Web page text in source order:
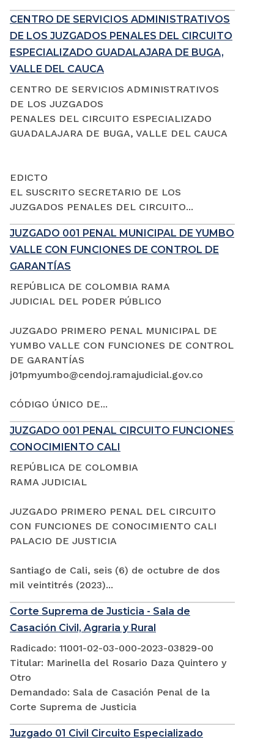
CENTRO DE SERVICIOS ADMINISTRATIVOS
DE LOS JUZGADOS PENALES DEL CIRCUITO
ESPECIALIZADO GUADALAJARA DE BUGA,
VALLE DEL CAUCA
CENTRO DE SERVICIOS ADMINISTRATIVOS
DE LOS JUZGADOS
PENALES DEL CIRCUITO ESPECIALIZADO
GUADALAJARA DE BUGA, VALLE DEL CAUCA
EDICTO
EL SUSCRITO SECRETARIO DE LOS
JUZGADOS PENALES DEL CIRCUITO...
JUZGADO 001 PENAL MUNICIPAL DE YUMBO
VALLE CON FUNCIONES DE CONTROL DE
GARANTÍAS
REPÚBLICA DE COLOMBIA RAMA
JUDICIAL DEL PODER PÚBLICO
JUZGADO PRIMERO PENAL MUNICIPAL DE
YUMBO VALLE CON FUNCIONES DE CONTROL
DE GARANTÍAS
j01pmyumbo@cendoj.ramajudicial.gov.co
CÓDIGO ÚNICO DE...
JUZGADO 001 PENAL CIRCUITO FUNCIONES
CONOCIMIENTO CALI
REPÚBLICA DE COLOMBIA
RAMA JUDICIAL
JUZGADO PRIMERO PENAL DEL CIRCUITO
CON FUNCIONES DE CONOCIMIENTO CALI
PALACIO DE JUSTICIA
Santiago de Cali, seis (6) de octubre de dos
mil veintitrés (2023)...
Corte Suprema de Justicia - Sala de
Casación Civil, Agraria y Rural
Radicado: 11001-02-03-000-2023-03829-00
Titular: Marinella del Rosario Daza Quintero y
Otro
Demandado: Sala de Casación Penal de la
Corte Suprema de Justicia
Juzgado 01 Civil Circuito Especializado